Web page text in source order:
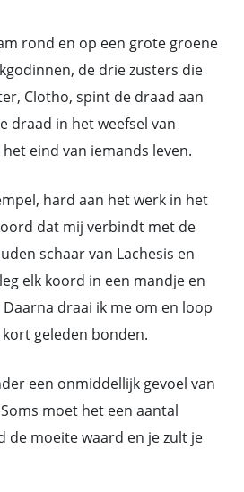
rond en op een grote groene
de drie zusters die
Clotho, spint de draad aan
draad in het weefsel van
eind van iemands leven.
hard aan het werk in het
dat mij verbindt met de
schaar van Lachesis en
elk koord in een mandje en
draai ik me om en loop
geleden bonden.
een onmiddellijk gevoel van
moet het een aantal
de moeite waard en je zult je